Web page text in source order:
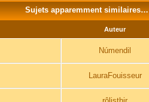
Sujets apparemment similaires…
Auteur
Númendil
LauraFouisseur